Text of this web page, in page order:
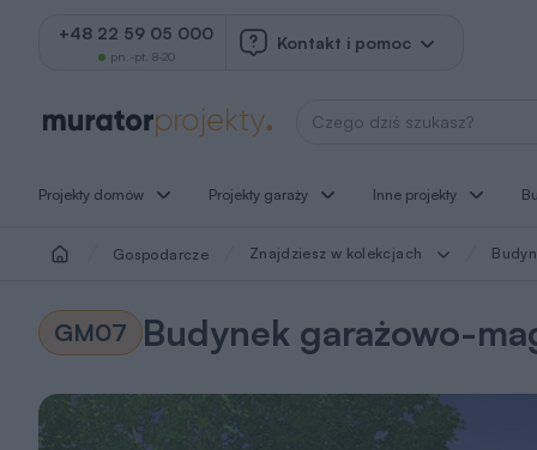
+48 22 59 05 000
pn.-pt. 8-20
Kontakt i pomoc
Wyszukaj projekt
Projekty domów Projekty garaży Inne projekty
Gospodarcze Znajdziesz w kolekcjach
GM07 Budynek garażowo-